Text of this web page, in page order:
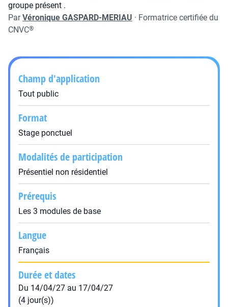
groupe présent .
ParVéronique GASPARD-MERIAU · Formatrice certifiée du
CNVC®
Champ d'application
Tout public
Format
Stage ponctuel
Modalités de participation
Présentiel non résidentiel
Prérequis
Les 3 modules de base
Langue
Français
Durée et dates
Du 14/04/27 au 17/04/27
(4 jour(s))